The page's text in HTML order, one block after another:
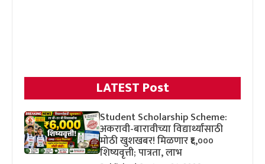
LATEST Post
Student Scholarship Scheme:
अकरावी-बारावीच्या विद्यार्थ्यांसाठी
मोठी खुशखबर! मिळणार ₹६,०००
शिष्यवृत्ती; पात्रता, लाभ